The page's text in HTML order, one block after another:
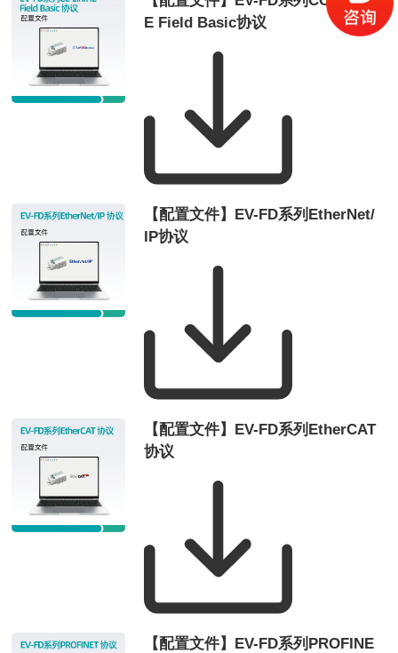
E Field Basic协议
【配置文件】EV-FD系列EtherNet/
IP协议
【配置文件】EV-FD系列EtherCAT
协议
【配置文件】EV-FD系列PROFINE